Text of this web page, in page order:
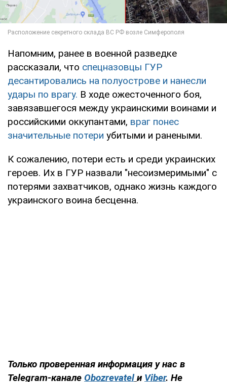
Напомним, ранее в военной разведке
рассказали, что спецназовцы ГУР
десантировались на полуострове и нанесли
удары по врагу. В ходе ожесточенного боя,
завязавшегося между украинскими воинами и
российскими оккупантами, враг понес
значительные потери убитыми и ранеными.
К сожалению, потери есть и среди украинских
героев. Их в ГУР назвали "несоизмеримыми" с
потерями захватчиков, однако жизнь каждого
украинского воина бесценна.
Только проверенная информация у нас в
Telegram-канале Obozrevatel и Viber. Не